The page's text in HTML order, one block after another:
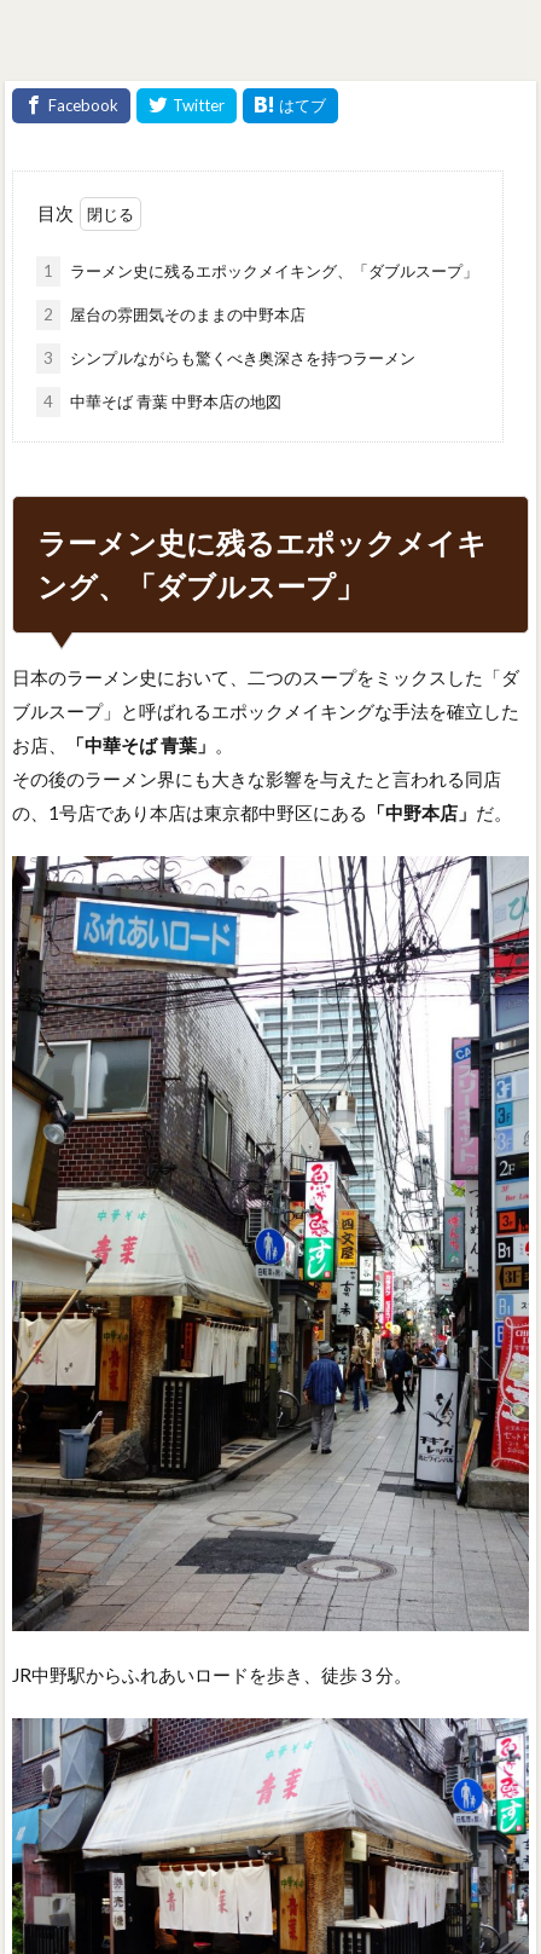
目次
1 ラーメン史に残るエポックメイキング、「ダブルスープ」
2 屋台の雰囲気そのままの中野本店
3 シンプルながらも驚くべき奥深さを持つラーメン
4 中華そば 青葉 中野本店の地図
ラーメン史に残るエポックメイキ
ング、「ダブルスープ」
日本のラーメン史において、二つのスープをミックスした「ダ
ブルスープ」と呼ばれるエポックメイキングな手法を確立した
お店、
「中華そば 青葉」
その後のラーメン界にも大きな影響を与えたと言われる同店
の、1号店であり本店は東京都中野区にある
「中野本店」 だ。
JR中野駅からふれあいロードを歩き、徒歩３分。